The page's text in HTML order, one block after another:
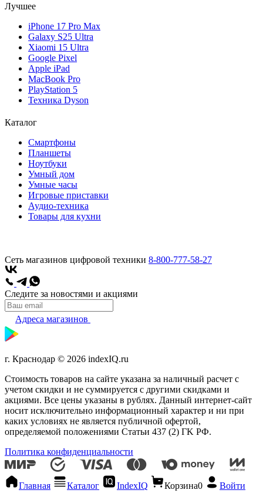
Лучшее
iPhone 17 Pro Max
Galaxy S25 Ultra
Xiaomi 15 Ultra
Google Pixel
Apple iPad
MacBook Pro
PlayStation 5
Техника Dyson
Каталог
Смартфоны
Планшеты
Ноутбуки
Умный дом
Умные часы
Игровые приставки
Аудио-техника
Товары для кухни
Сеть магазинов цифровой техники 8-800-777-58-27
Следите за новостями и акциями
Адреса магазинов
г. Краснодар © 2026 indexIQ.ru
Стоимость товаров на сайте указана за наличный расчет с
учетом скидки и не суммируется с другими скидками и
акциями. Все цены указаны в рублях. Данный интернет-сайт
носит исключительно информационный характер и ни при
каких условиях не является публичной офертой,
определяемой положениями Статьи 437 (2) ГK РФ.
Политика конфиденциальности
Главная Каталог IndexIQ Корзина0 Войти